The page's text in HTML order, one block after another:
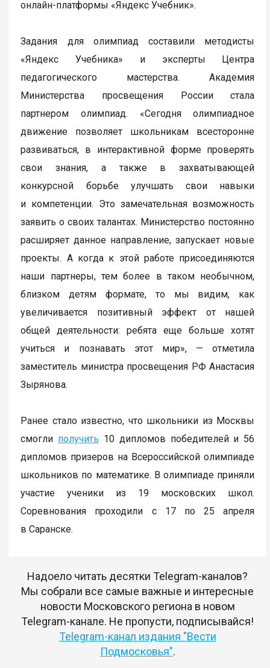
онлайн-платформы «Яндекс Учебник».
Задания для олимпиад составили методисты
«Яндекс Учебника» и эксперты Центра
педагогического мастерства. Академия
Министерства просвещения России стала
партнером олимпиад. «Сегодня олимпиадное
движение позволяет школьникам всесторонне
развиваться, в интерактивной форме проверять
свои знания, а также в захватывающей
конкурсной борьбе улучшать свои навыки
и компетенции. Это замечательная возможность
заявить о своих талантах. Министерство постоянно
расширяет данное направление, запускает новые
проекты. А когда к этой работе присоединяются
наши партнеры, тем более в таком необычном,
близком детям формате, то мы видим, как
увеличивается позитивный эффект от нашей
общей деятельности: ребята еще больше хотят
учиться и познавать этот мир», — отметила
заместитель министра просвещения РФ Анастасия
Зырянова.
Ранее стало известно, что школьники из Москвы
смогли получить 10 дипломов победителей и 56
дипломов призеров на Всероссийской олимпиаде
школьников по математике. В олимпиаде приняли
участие ученики из 19 московских школ.
Соревнования проходили с 17 по 25 апреля
в Саранске.
Надоело читать десятки Telegram-каналов?
Мы собрали все самые важные и интересные
новости Московского региона в новом
Telegram-канале. Не пропусти, подписывайся!
Telegram-канал издания "Вести
Подмосковья".